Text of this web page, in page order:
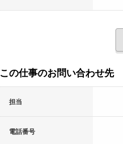
この仕事のお問い合わせ先
担当
電話番号